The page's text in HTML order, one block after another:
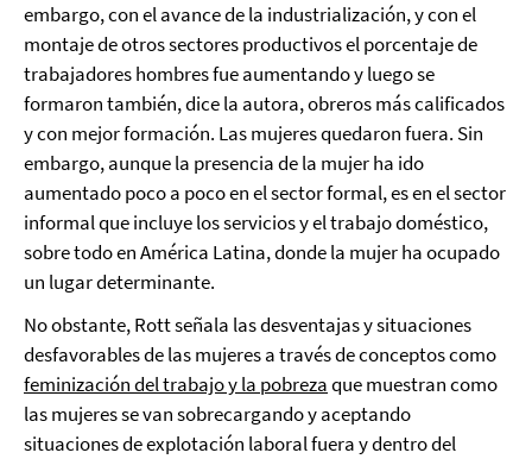
embargo, con el avance de la industrialización, y con el
montaje de otros sectores productivos el porcentaje de
trabajadores hombres fue aumentando y luego se
formaron también, dice la autora, obreros más calificados
y con mejor formación. Las mujeres quedaron fuera. Sin
embargo, aunque la presencia de la mujer ha ido
aumentado poco a poco en el sector formal, es en el sector
informal que incluye los servicios y el trabajo doméstico,
sobre todo en América Latina, donde la mujer ha ocupado
un lugar determinante.
No obstante, Rott señala las desventajas y situaciones
desfavorables de las mujeres a través de conceptos como
feminización del trabajo y la pobrezaque muestran como
las mujeres se van sobrecargando y aceptando
situaciones de explotación laboral fuera y dentro del